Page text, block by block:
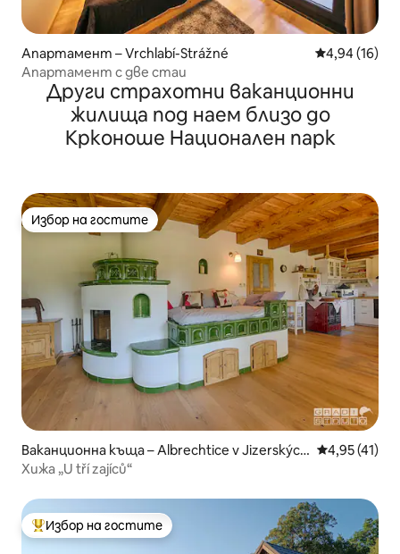
Апартамент – Vrchlabí-Strážné Средна
4,94 (16)
Апартамент с две стаи
Други страхотни ваканционни
жилища под наем близо до
Крконоше Национален парк
Избор на гостите
Избор на гостите
Ваканционна къща – Albrechtice v Jizerských
horách
Средна
4,95 (41)
Хижа „U tří zajíců“
Най-популярен избор на гостите
Избор на гостите